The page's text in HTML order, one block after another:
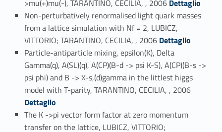
>mu(+)mu(-), TARANTINO, CECILIA, , 2006 Dettaglio
Non-perturbatively renormalised light quark masses
from a lattice simulation with Nf = 2, LUBICZ,
VITTORIO; TARANTINO, CECILIA, , 2006 Link identifier #identifier_person_4563-46
Dettaglio
Particle-antiparticle mixing, epsilon(K), Delta
Gamma(q), A(SL)(q), A(CP)(B-d -> psi K-S), A(CP)(B-s ->
psi phi) and B -> X-s,(d)gamma in the littlest higgs
model with T-parity, TARANTINO, CECILIA, , 2006
Dettaglio
The K ->pi vector form factor at zero momentum
transfer on the lattice, LUBICZ, VITTORIO;